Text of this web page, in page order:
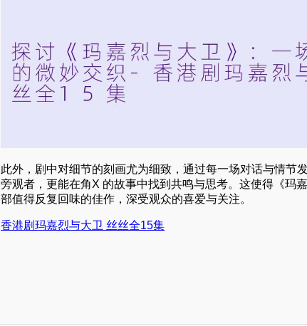
此外，剧中对细节的刻画尤为细致，通过每一场对话与情节
旁观者，更能在角X 的故事中找到共鸣与思考。这使得《玛
部值得反复回味的佳作，深受观众的喜爱与关注。
香港剧玛嘉烈与大卫 丝丝全15集